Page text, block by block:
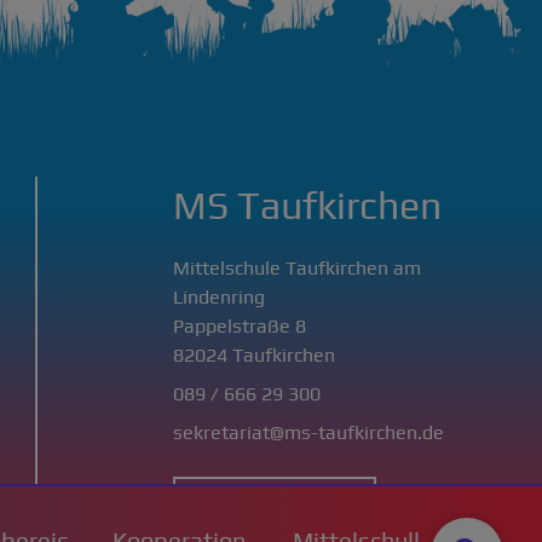
MS Taufkirchen
Mittelschule Taufkirchen am
Lindenring
Pappelstraße 8
82024 Taufkirchen
089 / 666 29 300
sekretariat@ms-taufkirchen.de